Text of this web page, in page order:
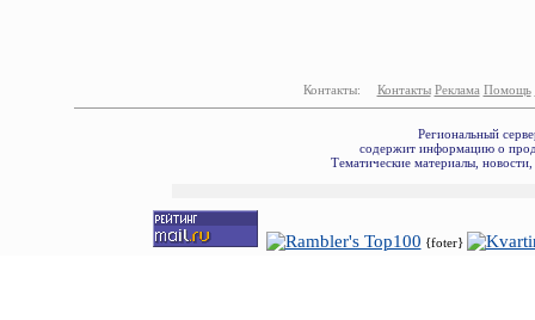
Контакты: Контакты Реклама Помощь
Региональный
содержит информацию о
Тематические материалы,
{foter}